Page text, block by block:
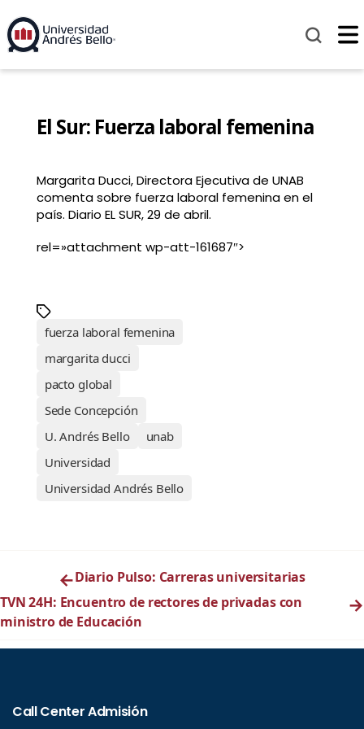
El Sur: Fuerza laboral femenina
Margarita Ducci, Directora Ejecutiva de UNAB
comenta sobre fuerza laboral femenina en el
país. Diario EL SUR, 29 de abril.
rel=»attachment wp-att-161687″>
fuerza laboral femenina
margarita ducci
pacto global
Sede Concepción
U. Andrés Bello
unab
Universidad
Universidad Andrés Bello
←Diario Pulso: Carreras universitarias
TVN 24H: Encuentro de rectores de privadas con
ministro de Educación
→